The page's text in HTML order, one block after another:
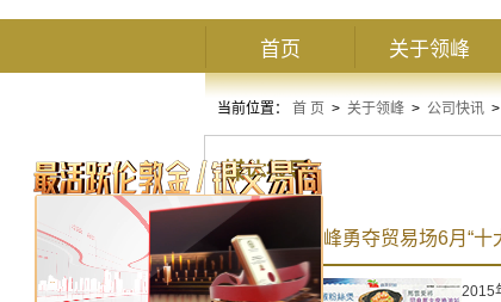
首页 关于领峰
当前位置： 首 页 > 关于领峰 > 公司快讯 >
媒体报导
再创佳绩 领峰勇夺贸易场6月“
2015